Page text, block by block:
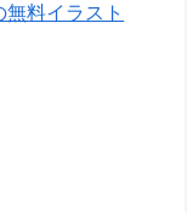
料イラスト